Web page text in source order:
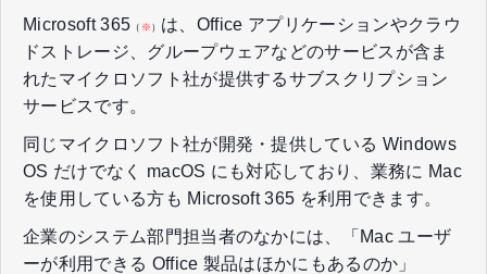
Microsoft 365 （ ※ ） は、Office アプリケーションやクラウ
ドストレージ、グループウェアなどのサービスが含ま
れたマイクロソフト社が提供するサブスクリプション
サービスです。
同じマイクロソフト社が開発・提供している Windows
OS だけでなく macOS にも対応しており、業務に Mac
を使用している方も Microsoft 365 を利用できます。
企業のシステム部門担当者のなかには、「Mac ユーザ
ーが利用できる Office 製品はほかにもあるのか」